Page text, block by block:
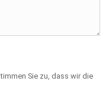
Sie zu, dass wir die